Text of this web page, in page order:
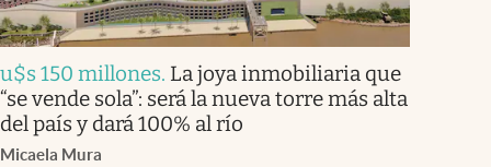
u$s 150 millones. La joya inmobiliaria que
“se vende sola”: será la nueva torre más alta
del país y dará 100% al río
Micaela Mura